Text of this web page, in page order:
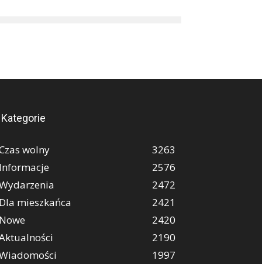
Kategorie
wolny
3263
2576
2472
mieszkańca
2421
2420
2190
1997